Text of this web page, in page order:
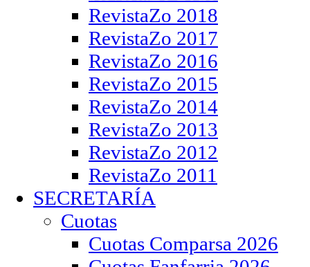
RevistaZo 2018
RevistaZo 2017
RevistaZo 2016
RevistaZo 2015
RevistaZo 2014
RevistaZo 2013
RevistaZo 2012
RevistaZo 2011
SECRETARÍA
Cuotas
Cuotas Comparsa 2026